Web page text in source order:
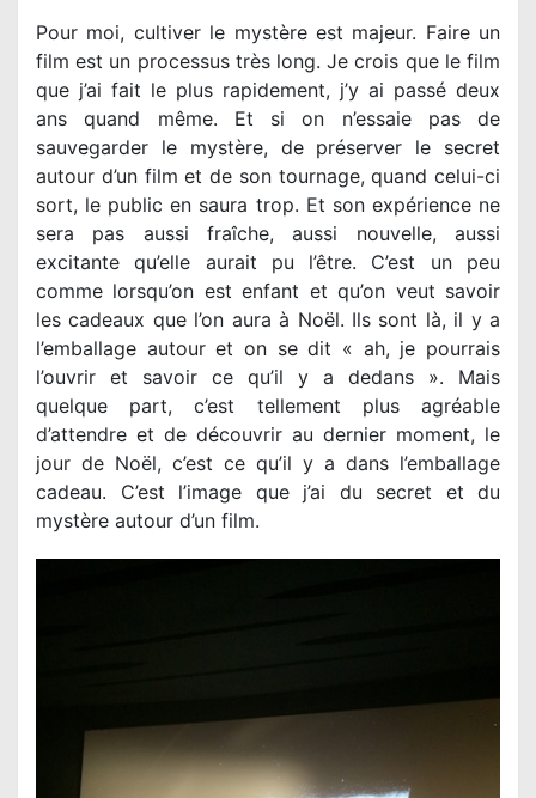
Pour moi, cultiver le mystère est majeur. Faire un
film est un processus très long. Je crois que le film
que j’ai fait le plus rapidement, j’y ai passé deux
ans quand même. Et si on n’essaie pas de
sauvegarder le mystère, de préserver le secret
autour d’un film et de son tournage, quand celui-ci
sort, le public en saura trop. Et son expérience ne
sera pas aussi fraîche, aussi nouvelle, aussi
excitante qu’elle aurait pu l’être. C’est un peu
comme lorsqu’on est enfant et qu’on veut savoir
les cadeaux que l’on aura à Noël. Ils sont là, il y a
l’emballage autour et on se dit « ah, je pourrais
l’ouvrir et savoir ce qu’il y a dedans ». Mais
quelque part, c’est tellement plus agréable
d’attendre et de découvrir au dernier moment, le
jour de Noël, c’est ce qu’il y a dans l’emballage
cadeau. C’est l’image que j’ai du secret et du
mystère autour d’un film.